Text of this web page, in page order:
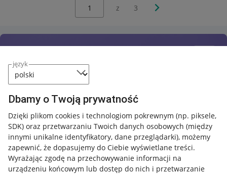
język
Dbamy o Twoją prywatność
Dzięki plikom cookies i technologiom pokrewnym (np. piksele,
SDK) oraz przetwarzaniu Twoich danych osobowych (między
innymi unikalne identyfikatory, dane przeglądarki), możemy
zapewnić, że dopasujemy do Ciebie wyświetlane treści.
Wyrażając zgodę na przechowywanie informacji na
urządzeniu końcowym lub dostęp do nich i przetwarzanie
z 3 Następna strona